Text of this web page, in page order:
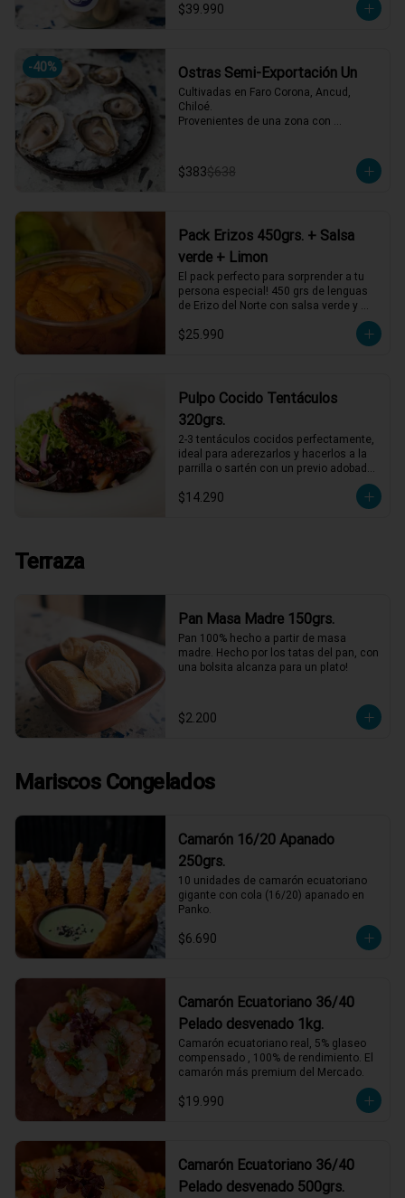
$39.990
-40% Ostras Semi-Exportación Un
Cultivadas en Faro Corona, Ancud,
Chiloé.
Provenientes de una zona con
Se reciben vivas semanalmente y se
abren al momento del servicio.
$383$638
Pack Erizos 450grs. + Salsa
verde + Limon
El pack perfecto para sorprender a tu
persona especial! 450 grs de lenguas
de Erizo del Norte con salsa verde y
$25.990
Pulpo Cocido Tentáculos
320grs.
2-3 tentáculos cocidos perfectamente,
ideal para aderezarlos y hacerlos a la
parrilla o sartén con un previo adobado,
alguna salsa mayonesa
$14.290
Terraza
Pan Masa Madre 150grs.
Pan 100% hecho a partir de masa
madre. Hecho por los tatas del pan, con
una bolsita alcanza para un plato!
$2.200
Mariscos Congelados
Camarón 16/20 Apanado
250grs.
10 unidades de camarón ecuatoriano
gigante con cola (16/20) apanado en
Panko.
$6.690
Camarón Ecuatoriano 36/40
Pelado desvenado 1kg.
Camarón ecuatoriano real, 5% glaseo
compensado , 100% de rendimiento. El
camarón más premium del Mercado.
$19.990
Camarón Ecuatoriano 36/40
Pelado desvenado 500grs.